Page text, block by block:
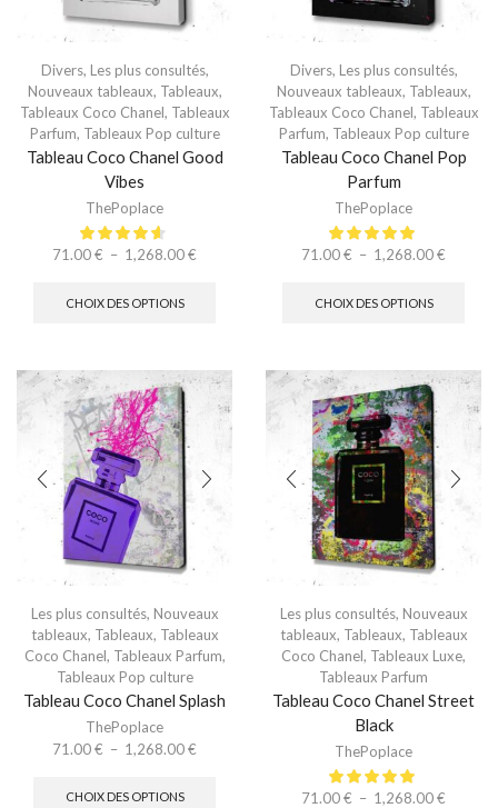
Divers, Les plus consultés,
Nouveaux tableaux, Tableaux,
Tableaux Coco Chanel, Tableaux
Parfum, Tableaux Pop culture
Tableau Coco Chanel Good
Vibes
ThePoplace
71.00€ – 1,268.00€
CHOIX DES OPTIONS
Divers, Les plus consultés,
Nouveaux tableaux, Tableaux,
Tableaux Coco Chanel, Tableaux
Parfum, Tableaux Pop culture
Tableau Coco Chanel Pop
Parfum
ThePoplace
71.00€ – 1,268.00€
CHOIX DES OPTIONS
Les plus consultés, Nouveaux
tableaux, Tableaux, Tableaux
Coco Chanel, Tableaux Parfum,
Tableaux Pop culture
Tableau Coco Chanel Splash
ThePoplace
71.00€ – 1,268.00€
CHOIX DES OPTIONS
Les plus consultés, Nouveaux
tableaux, Tableaux, Tableaux
Coco Chanel, Tableaux Luxe,
Tableaux Parfum
Tableau Coco Chanel Street
Black
ThePoplace
71.00€ – 1,268.00€